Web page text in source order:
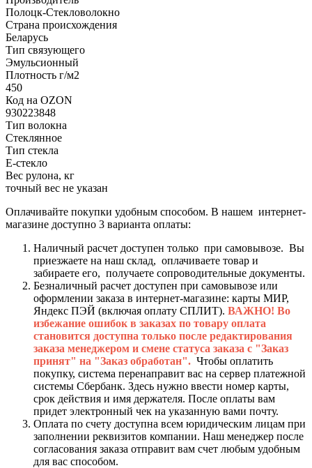
Полоцк-Стекловолокно
Страна происхождения
Беларусь
Тип связующего
Эмульсионный
Плотность г/м2
450
Код на OZON
930223848
Тип волокна
Стеклянное
Тип стекла
Е-стекло
Вес рулона, кг
точный вес не указан
Оплачивайте покупки удобным способом. В нашем интернет-
магазине доступно 3 варианта оплаты:
Наличный расчет доступен только при самовывозе. Вы
приезжаете на наш склад, оплачиваете товар и
забираете его, получаете сопроводительные документы.
Безналичный расчет доступен при самовывозе или
оформлении заказа в интернет-магазине: карты МИР,
Яндекс ПЭЙ (включая оплату СПЛИТ). ВАЖНО! Во
избежание ошибок в заказах по товару оплата
становится доступна только после редактирования
заказа менеджером и смене статуса заказа с "Заказ
принят" на "Заказ обработан". Чтобы оплатить
покупку, система перенаправит вас на сервер платежной
системы Сбербанк. Здесь нужно ввести номер карты,
срок действия и имя держателя. После оплаты вам
придет электронный чек на указанную вами почту.
Оплата по счету доступна всем юридическим лицам при
заполнении реквизитов компании. Наш менеджер после
согласования заказа отправит вам счет любым удобным
для вас способом.